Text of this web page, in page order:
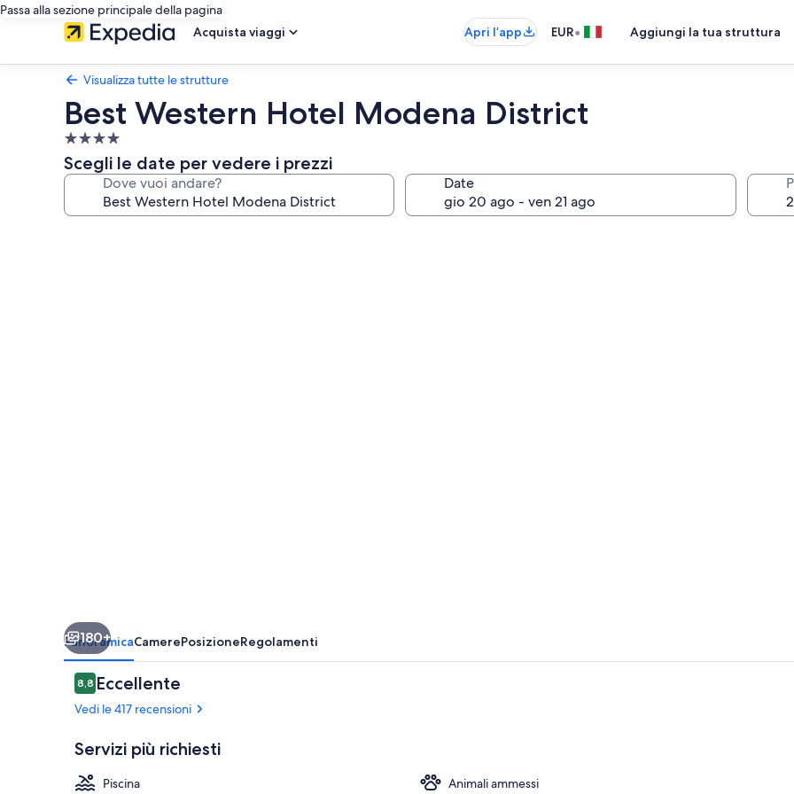
Passa alla sezione principale della pagina
Acquista viaggi
Apri l’app EUR• Aggiungi la tua struttura
Visualizza tutte le strutture
Best Western Hotel Modena District
Struttura
a
4.0
Scegli le date per vedere i prezzi
Dove vuoi andare? Date
180+
PanoramicaCamerePosizioneRegolamenti
Recensioni
8,88,8 su 10
Eccellente
Vedi le 417 recensioni
Servizi più richiesti
Piscina
Animali ammessi